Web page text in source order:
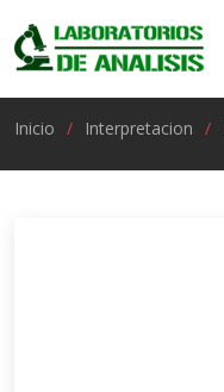
Inicio Interpretacion